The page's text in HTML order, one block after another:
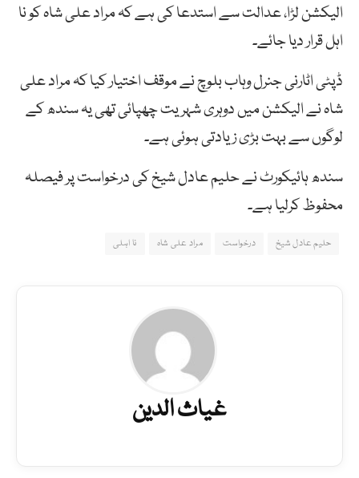
الیکشن لڑا، عدالت سے استدعا کی ہے کہ مراد علی شاہ کو نا
اہل قرار دیا جائے۔
ڈپٹی اٹارنی جنرل وہاب بلوچ نے موقف اختیار کیا کہ مراد علی
شاہ نے الیکشن میں دوہری شہریت چھپائی تھی یہ سندھ کے
لوگوں سے بہت بڑی زیادتی ہوئی ہے۔
سندھ ہائیکورٹ نے حلیم عادل شیخ کی درخواست پر فیصلہ
محفوظ کرلیا ہے۔
حلیم عادل شیخ درخواست مراد علی شاہ نا اہلی
غیاث الدین